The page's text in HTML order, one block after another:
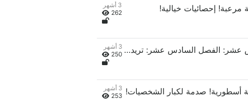
3 أشهر
262
الفصل السادس عشر: الفصل السادس عشر: تريدون طردي؟ سأنسحب بنفسي! 3 أشهر
250
3 أشهر
253